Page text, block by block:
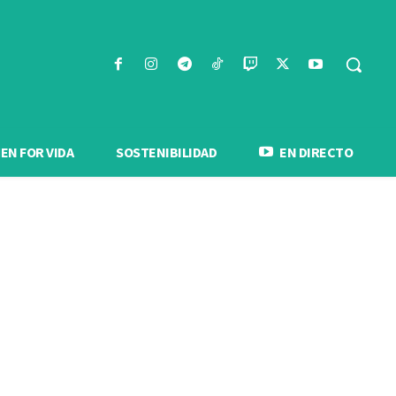
FOR VIDA SOSTENIBILIDAD EN DIRECTO